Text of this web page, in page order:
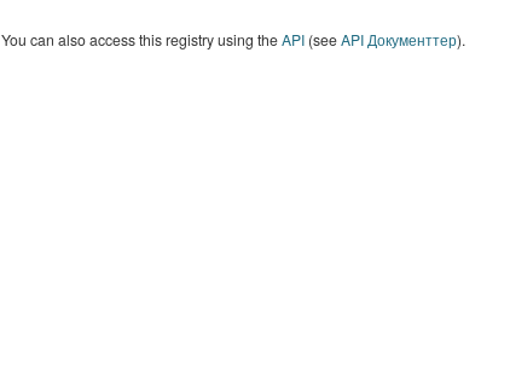
You can also access this registry using theAPI(seeAPI Документтер).